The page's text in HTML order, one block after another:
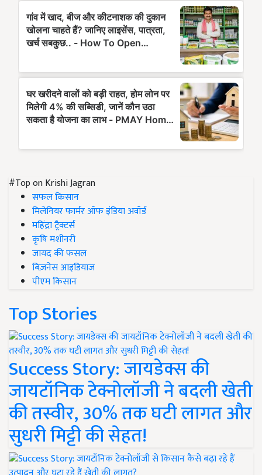
#Top on Krishi Jagran
सफल किसान
मिलेनियर फार्मर ऑफ इंडिया अवॉर्ड
महिंद्रा ट्रैक्टर्स
कृषि मशीनरी
जायद की फसल
बिज़नेस आइडियाज
पीएम किसान
Top Stories
Success Story: जायडेक्स की
जायटॉनिक टेक्नोलॉजी ने बदली खेती
की तस्वीर, 30% तक घटी लागत और
सुधरी मिट्टी की सेहत!